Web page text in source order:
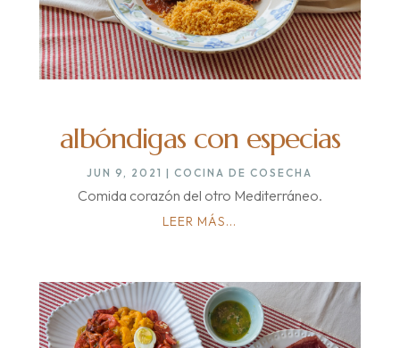
albóndigas con especias
JUN 9, 2021 |COCINA DE COSECHA
Comida corazón del otro Mediterráneo.
LEER MÁS...